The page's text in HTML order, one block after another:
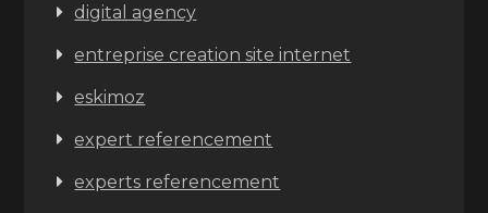
digital agency
entreprise creation site internet
eskimoz
expert referencement
experts referencement